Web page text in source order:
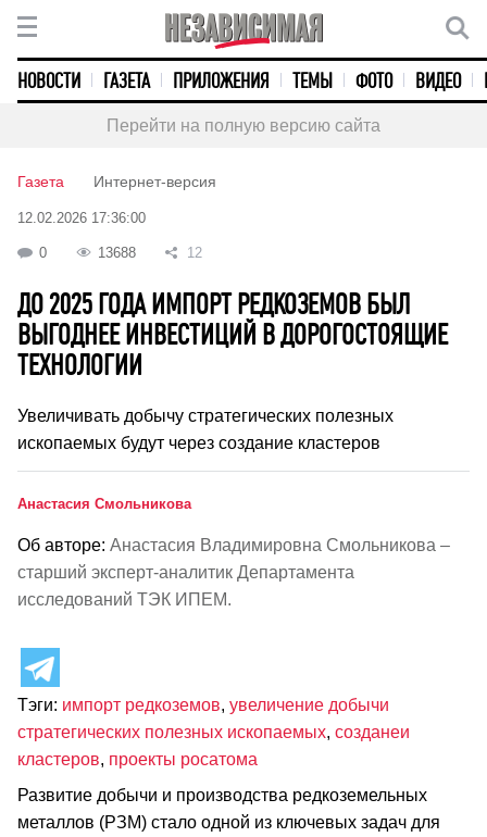
НОВОСТИ ГАЗЕТА ПРИЛОЖЕНИЯ ТЕМЫ ФОТО ВИДЕО
Перейти на полную версию сайта
Газета Интернет-версия
12.02.2026 17:36:00
0 13688 12
ДО 2025 ГОДА ИМПОРТ РЕДКОЗЕМОВ БЫЛ
ВЫГОДНЕЕ ИНВЕСТИЦИЙ В ДОРОГОСТОЯЩИЕ
ТЕХНОЛОГИИ
Увеличивать добычу стратегических полезных
ископаемых будут через создание кластеров
Анастасия Смольникова
Об авторе: Анастасия Владимировна Смольникова –
старший эксперт-аналитик Департамента
исследований ТЭК ИПЕМ.
Тэги: импорт редкоземов, увеличение добычи
стратегических полезных ископаемых, созданеи
кластеров, проекты росатома
Развитие добычи и производства редкоземельных
металлов (РЗМ) стало одной из ключевых задач для